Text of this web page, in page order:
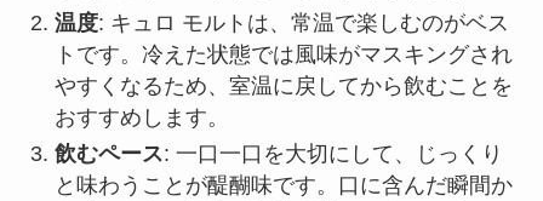
温度: キュロ モルトは、常温で楽しむのがベス
トです。冷えた状態では風味がマスキングされ
やすくなるため、室温に戻してから飲むことを
おすすめします。
飲むペース: 一口一口を大切にして、じっくり
と味わうことが醍醐味です。口に含んだ瞬間か